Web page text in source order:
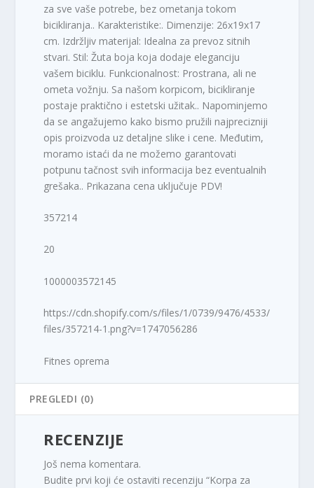
za sve vaše potrebe, bez ometanja tokom
bicikliranja.. Karakteristike:. Dimenzije: 26x19x17
cm. Izdržljiv materijal: Idealna za prevoz sitnih
stvari. Stil: Žuta boja koja dodaje eleganciju
vašem biciklu. Funkcionalnost: Prostrana, ali ne
ometa vožnju. Sa našom korpicom, bicikliranje
postaje praktično i estetski užitak.. Napominjemo
da se angažujemo kako bismo pružili najprecizniji
opis proizvoda uz detaljne slike i cene. Međutim,
moramo istaći da ne možemo garantovati
potpunu tačnost svih informacija bez eventualnih
grešaka.. Prikazana cena uključuje PDV!
357214
20
1000003572145
https://cdn.shopify.com/s/files/1/0739/9476/4533/
files/357214-1.png?v=1747056286
Fitnes oprema
PREGLEDI (0)
RECENZIJE
Još nema komentara.
Budite prvi koji će ostaviti recenziju “Korpa za